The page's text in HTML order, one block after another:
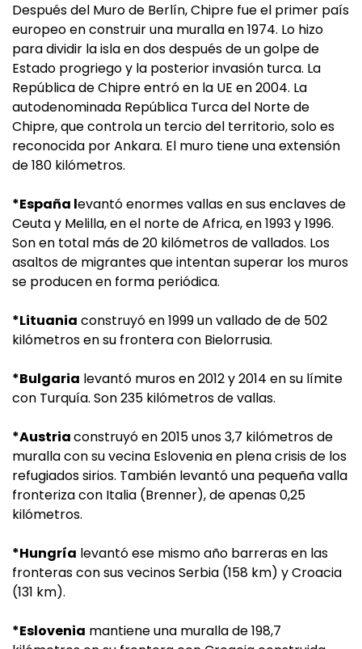
Después del Muro de Berlín, Chipre fue el primer país
europeo en construir una muralla en 1974. Lo hizo
para dividir la isla en dos después de un golpe de
Estado progriego y la posterior invasión turca. La
República de Chipre entró en la UE en 2004. La
autodenominada República Turca del Norte de
Chipre, que controla un tercio del territorio, solo es
reconocida por Ankara. El muro tiene una extensión
de 180 kilómetros.
*España levantó enormes vallas en sus enclaves de
Ceuta y Melilla, en el norte de Africa, en 1993 y 1996.
Son en total más de 20 kilómetros de vallados. Los
asaltos de migrantes que intentan superar los muros
se producen en forma periódica.
*Lituania construyó en 1999 un vallado de de 502
kilómetros en su frontera con Bielorrusia.
*Bulgaria levantó muros en 2012 y 2014 en su límite
con Turquía. Son 235 kilómetros de vallas.
*Austriaconstruyó en 2015 unos 3,7 kilómetros de
muralla con su vecina Eslovenia en plena crisis de los
refugiados sirios. También levantó una pequeña valla
fronteriza con Italia (Brenner), de apenas 0,25
kilómetros.
*Hungría levantó ese mismo año barreras en las
fronteras con sus vecinos Serbia (158 km) y Croacia
(131 km).
*Eslovenia mantiene una muralla de 198,7